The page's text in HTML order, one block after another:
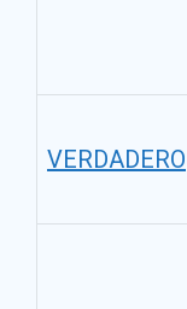
VERDADERO